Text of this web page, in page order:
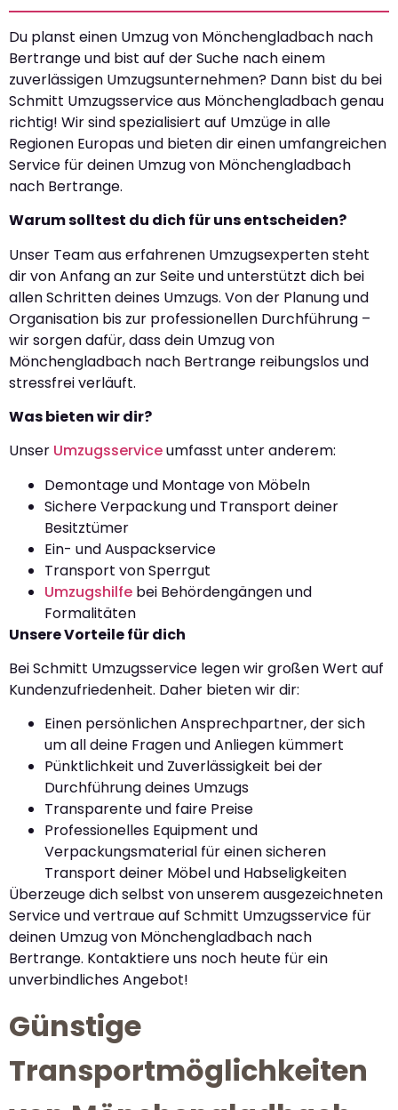
Du planst einen Umzug von Mönchengladbach nach
Bertrange und bist auf der Suche nach einem
zuverlässigen Umzugsunternehmen? Dann bist du bei
Schmitt Umzugsservice aus Mönchengladbach genau
richtig! Wir sind spezialisiert auf Umzüge in alle
Regionen Europas und bieten dir einen umfangreichen
Service für deinen Umzug von Mönchengladbach
nach Bertrange.
Warum solltest du dich für uns entscheiden?
Unser Team aus erfahrenen Umzugsexperten steht
dir von Anfang an zur Seite und unterstützt dich bei
allen Schritten deines Umzugs. Von der Planung und
Organisation bis zur professionellen Durchführung –
wir sorgen dafür, dass dein Umzug von
Mönchengladbach nach Bertrange reibungslos und
stressfrei verläuft.
Was bieten wir dir?
Unser Umzugsserviceumfasst unter anderem:
Demontage und Montage von Möbeln
Sichere Verpackung und Transport deiner
Besitztümer
Ein- und Auspackservice
Transport von Sperrgut
Umzugshilfe bei Behördengängen und
Formalitäten
Unsere Vorteile für dich
Bei Schmitt Umzugsservice legen wir großen Wert auf
Kundenzufriedenheit. Daher bieten wir dir:
Einen persönlichen Ansprechpartner, der sich
um all deine Fragen und Anliegen kümmert
Pünktlichkeit und Zuverlässigkeit bei der
Durchführung deines Umzugs
Transparente und faire Preise
Professionelles Equipment und
Verpackungsmaterial für einen sicheren
Transport deiner Möbel und Habseligkeiten
Überzeuge dich selbst von unserem ausgezeichneten
Service und vertraue auf Schmitt Umzugsservice für
deinen Umzug von Mönchengladbach nach
Bertrange. Kontaktiere uns noch heute für ein
unverbindliches Angebot!
Günstige
Transportmöglichkeiten